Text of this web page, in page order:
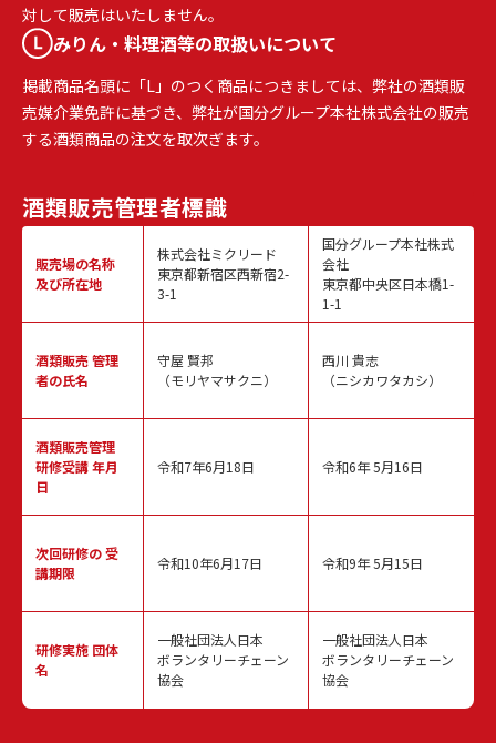
対して販売はいたしません。
みりん・料理酒等の取扱いについて
掲載商品名頭に「L」のつく商品につきましては、弊社の酒類販
売媒介業免許に基づき、弊社が国分グループ本社株式会社の販売
する酒類商品の注文を取次ぎます。
酒類販売管理者標識
販売場の名称
及び所在地
酒類販売管理
者の氏名
酒類販売管理
研修受講 年月
日
次回研修の受
講期限
研修実施 団体
名
株式会社ミクリード
東京都新宿区西新宿2-
3-1
守屋 賢邦
（モリヤマサクニ）
令和7年6月18日
令和10年6月17日
一般社団法人日本
ボランタリーチェーン
協会
国分グループ本社株式
会社
東京都中央区日本橋1-
1-1
西川 貴志
（ニシカワタカシ）
令和6年 5月16日
令和9年 5月15日
一般社団法人日本
ボランタリーチェーン
協会